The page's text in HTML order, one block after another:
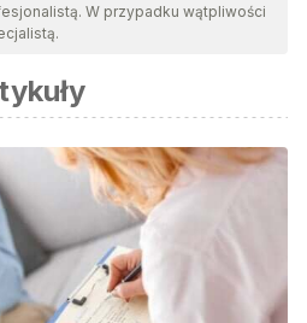
W przypadku wątpliwości